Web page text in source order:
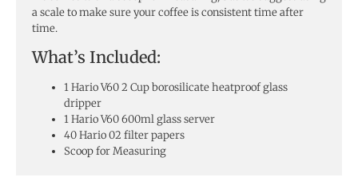
a scale to make sure your coffee is consistent time after
time.
What’s Included:
1 Hario V60 2 Cup borosilicate heatproof glass
dripper
1 Hario V60 600ml glass server
40 Hario 02 filter papers
Scoop for Measuring